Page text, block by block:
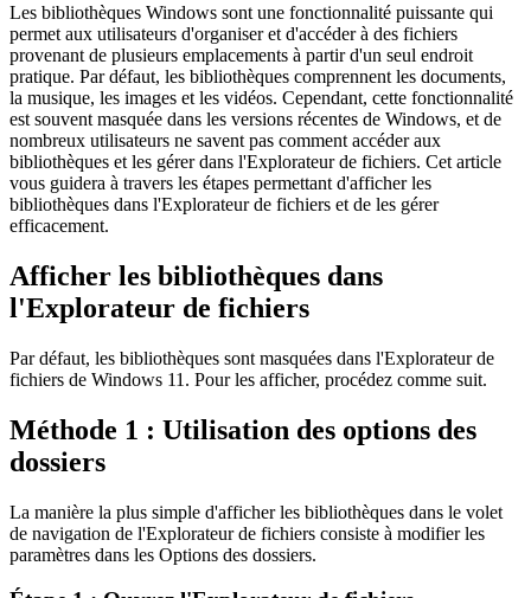
Les bibliothèques Windows sont une fonctionnalité puissante qui
permet aux utilisateurs d'organiser et d'accéder à des fichiers
provenant de plusieurs emplacements à partir d'un seul endroit
pratique. Par défaut, les bibliothèques comprennent les documents,
la musique, les images et les vidéos. Cependant, cette fonctionnalité
est souvent masquée dans les versions récentes de Windows, et de
nombreux utilisateurs ne savent pas comment accéder aux
bibliothèques et les gérer dans l'Explorateur de fichiers. Cet article
vous guidera à travers les étapes permettant d'afficher les
bibliothèques dans l'Explorateur de fichiers et de les gérer
efficacement.
Afficher les bibliothèques dans
l'Explorateur de fichiers
Par défaut, les bibliothèques sont masquées dans l'Explorateur de
fichiers de Windows 11. Pour les afficher, procédez comme suit.
Méthode 1 : Utilisation des options des
dossiers
La manière la plus simple d'afficher les bibliothèques dans le volet
de navigation de l'Explorateur de fichiers consiste à modifier les
paramètres dans les Options des dossiers.